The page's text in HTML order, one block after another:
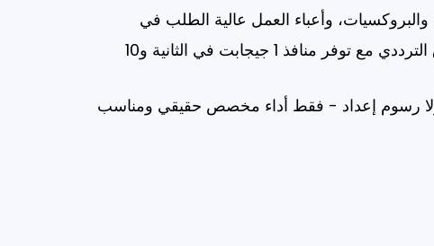
والبروكسيات، وأعباء العمل عالية الطلب في
خيارات مرنة للنطاق الترددي مع توفر منافذ 1 جيجابت في الثانية و10
ولا رسوم إعداد - فقط أداء مخصص حقيقي ومناسب